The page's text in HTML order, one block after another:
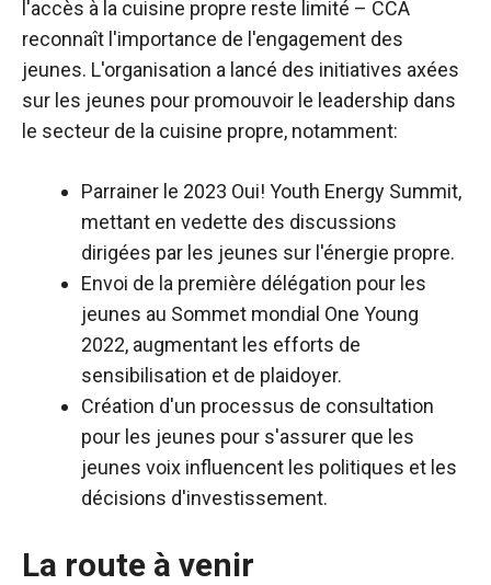
l'accès à la cuisine propre reste limité – CCA
reconnaît l'importance de l'engagement des
jeunes. L'organisation a lancé des initiatives axées
sur les jeunes pour promouvoir le leadership dans
le secteur de la cuisine propre, notamment:
Parrainer le 2023 Oui! Youth Energy Summit,
mettant en vedette des discussions
dirigées par les jeunes sur l'énergie propre.
Envoi de la première délégation pour les
jeunes au Sommet mondial One Young
2022, augmentant les efforts de
sensibilisation et de plaidoyer.
Création d'un processus de consultation
pour les jeunes pour s'assurer que les
jeunes voix influencent les politiques et les
décisions d'investissement.
La route à venir